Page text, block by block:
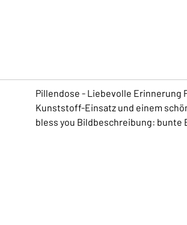
Pillendose - Liebevolle
Kunststoff-Einsatz und einem
bless you Bildbeschreibung: bunte